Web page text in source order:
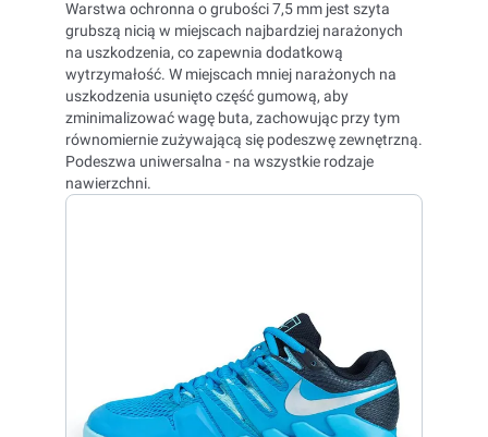
Warstwa ochronna o grubości 7,5 mm jest szyta
grubszą nicią w miejscach najbardziej narażonych
na uszkodzenia, co zapewnia dodatkową
wytrzymałość. W miejscach mniej narażonych na
uszkodzenia usunięto część gumową, aby
zminimalizować wagę buta, zachowując przy tym
równomiernie zużywającą się podeszwę zewnętrzną.
Podeszwa uniwersalna - na wszystkie rodzaje
nawierzchni.